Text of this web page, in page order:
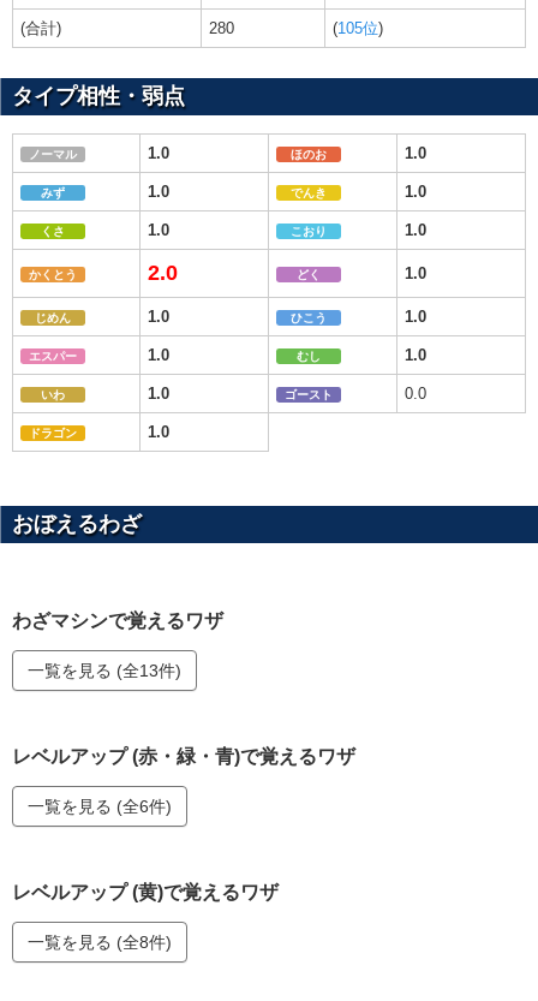
(合計) 280 (105位)
タイプ相性・弱点
ノーマル 1.0 ほのお 1.0
みず 1.0 でんき 1.0
くさ 1.0 こおり 1.0
かくとう 2.0 どく 1.0
じめん 1.0 ひこう 1.0
エスパー 1.0 むし 1.0
いわ 1.0 ゴースト 0.0
ドラゴン 1.0
おぼえるわざ
わざマシンで覚えるワザ
一覧を見る (全13件)
レベルアップ (赤・緑・青)で覚えるワザ
一覧を見る (全6件)
レベルアップ (黄)で覚えるワザ
一覧を見る (全8件)